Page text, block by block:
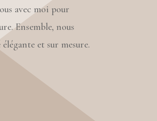
avec moi pour
Ensemble, nous
et sur mesure.